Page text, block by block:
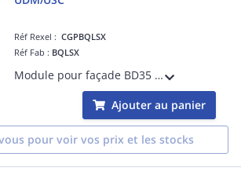
Réf Rexel :CGPBQLSX
Réf Fab : BQLSX
Module pour façade BD35 et BD40 et BDXX pour indicateur numérique de tableau programmable - Entrée CC/CA: 200µA, 2mA, 20mA, 200mV, 2V, 20V
Ajouter au panier
pour voir vos prix et les stocks